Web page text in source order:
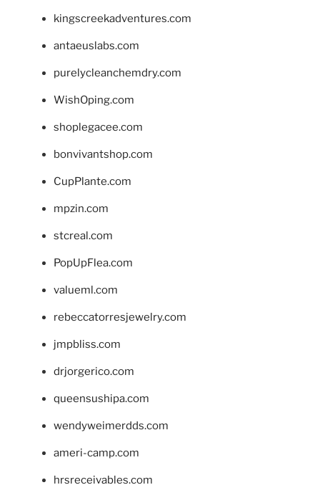
kingscreekadventures.com
antaeuslabs.com
purelycleanchemdry.com
WishOping.com
shoplegacee.com
bonvivantshop.com
CupPlante.com
mpzin.com
stcreal.com
PopUpFlea.com
valueml.com
rebeccatorresjewelry.com
jmpbliss.com
drjorgerico.com
queensushipa.com
wendyweimerdds.com
ameri-camp.com
hrsreceivables.com